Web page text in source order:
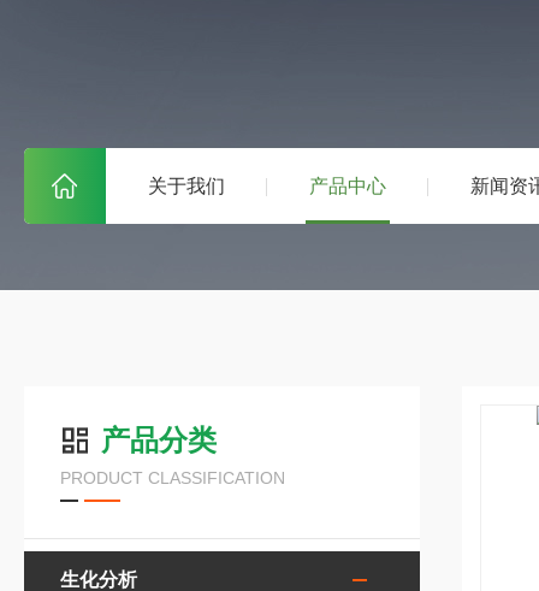
关于我们 产品中心 新闻资
产品分类
PRODUCT CLASSIFICATION
生化分析